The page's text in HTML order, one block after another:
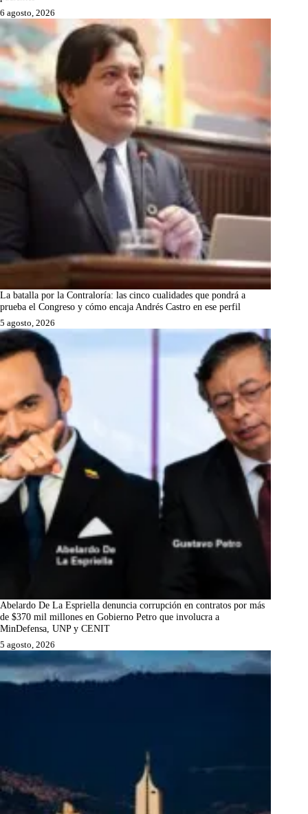
6 agosto, 2026
La batalla por la Contraloría: las cinco cualidades que pondrá a
prueba el Congreso y cómo encaja Andrés Castro en ese perfil
5 agosto, 2026
Abelardo De La Espriella denuncia corrupción en contratos por más
de $370 mil millones en Gobierno Petro que involucra a
MinDefensa, UNP y CENIT
5 agosto, 2026